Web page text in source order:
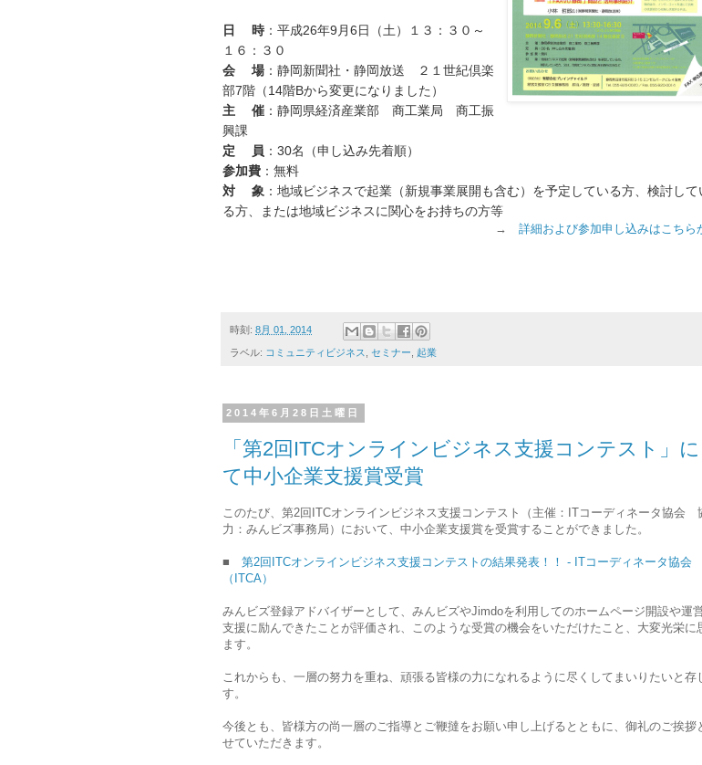
日 時 ：平成26年9月6日（土）１３：３０～
１６：３０
会 場 ：静岡新聞社・静岡放送 ２１世紀倶楽
部7階（14階Bから変更になりました）
主 催 ：静岡県経済産業部 商工業局 商工振
興課
定 員 ：30名（申し込み先着順）
参加費 ：無料
対 象 ：地域ビジネスで起業（新規事業展開も含む）を予定している方、検討して
る方、または地域ビジネスに関心をお持ちの方等
→ 詳細および参加申し込みはこちら
時刻: 8月 01, 2014
ラベル: コミュニティビジネス セミナー 起業
2014年6月28日土曜日
「第2回ITCオンラインビジネス支援コンテスト」に
て中小企業支援賞受賞
このたび、第2回ITCオンラインビジネス支援コンテスト（主催：ITコーディネータ協会
力：みんビズ事務局）において、中小企業支援賞を受賞することができました。
■ 第2回ITCオンラインビジネス支援コンテストの結果発表！！ - ITコーディネータ協会
（ITCA）
みんビズ登録アドバイザーとして、みんビズやJimdoを利用してのホームページ開設や運
支援に励んできたことが評価され、このような受賞の機会をいただけたこと、大変光栄に
ます。
これからも、一層の努力を重ね、頑張る皆様の力になれるように尽くしてまいりたいと存
す。
今後とも、皆様方の尚一層のご指導とご鞭撻をお願い申し上げるとともに、御礼のご挨拶
せていただきます。